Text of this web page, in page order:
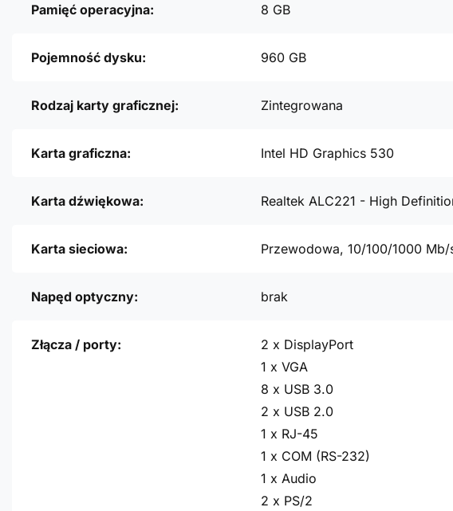
Pamięć operacyjna: 8 GB
Pojemność dysku: 960 GB
Rodzaj karty graficznej: Zintegrowana
Karta graficzna: Intel HD Graphics 530
Karta dźwiękowa: Realtek ALC221 - High
Karta sieciowa: Przewodowa, 10/100/1000 Mb/
Napęd optyczny: brak
Złącza / porty:
2 x DisplayPort
1 x VGA
8 x USB 3.0
2 x USB 2.0
1 x RJ-45
1 x COM (RS-232)
1 x Audio
2 x PS/2